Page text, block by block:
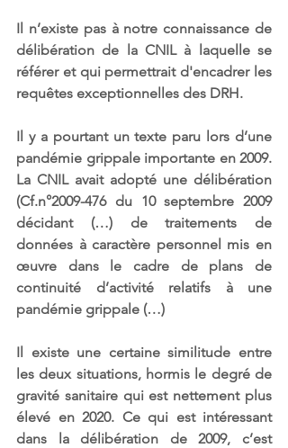
Il n’existe pas à notre connaissance de
délibération de la CNIL à laquelle se
référer et qui permettrait d'encadrer les
requêtes exceptionnelles des DRH.
Il y a pourtant un texte paru lors d’une
pandémie grippale importante en 2009.
La CNIL avait adopté une délibération
(Cf.n°2009-476 du 10 septembre 2009
décidant (…) de traitements de
données à caractère personnel mis en
œuvre dans le cadre de plans de
continuité d’activité relatifs à une
pandémie grippale (…)
Il existe une certaine similitude entre
les deux situations, hormis le degré de
gravité sanitaire qui est nettement plus
élevé en 2020. Ce qui est intéressant
dans la délibération de 2009, c’est